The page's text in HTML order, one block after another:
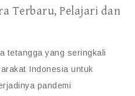
Terbaru, Pelajari dan
tetangga yang seringkali
Indonesia untuk
pandemi